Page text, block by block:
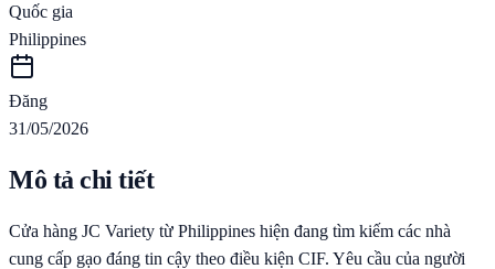
Quốc gia
Philippines
Đăng
31/05/2026
Mô tả chi tiết
Cửa hàng JC Variety từ Philippines hiện đang tìm kiếm các nhà
cung cấp gạo đáng tin cậy theo điều kiện CIF. Yêu cầu của người